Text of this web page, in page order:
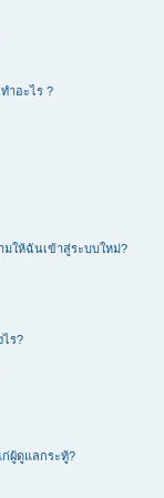
ำอะไร ?
มให้ฉันเข้าสู่ระบบใหม่?
ร?
ก่ผู้ดูแลกระทู้?